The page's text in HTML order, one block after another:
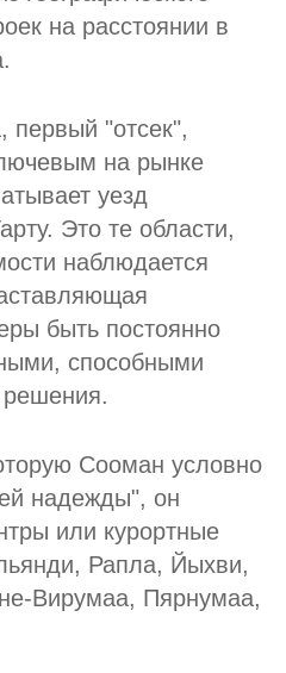
на расстоянии в
"отсек",
на рынке
уезд
Это те области,
наблюдается
быть постоянно
способными
Сооман условно
надежды", он
или курортные
Рапла, Йыхви,
Вирумаа, Пярнумаа,